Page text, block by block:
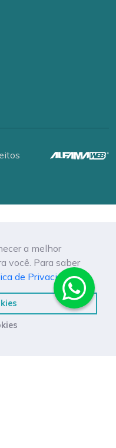
a melhor
você. Para saber
de Privacidade.